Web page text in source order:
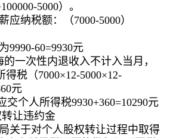
5000）。
应纳税额：（7000-5000）
9990-60=9930元
的一次性内退收入不计入当月，
税（7000×12-5000×12-
元
交个人所得税9930+360=10290元
让违约金
关于对个人股权转让过程中取得